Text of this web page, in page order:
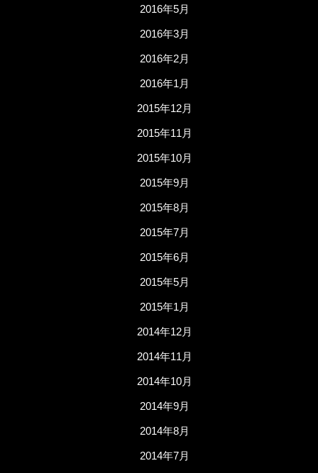
2016年5月
2016年3月
2016年2月
2016年1月
2015年12月
2015年11月
2015年10月
2015年9月
2015年8月
2015年7月
2015年6月
2015年5月
2015年1月
2014年12月
2014年11月
2014年10月
2014年9月
2014年8月
2014年7月